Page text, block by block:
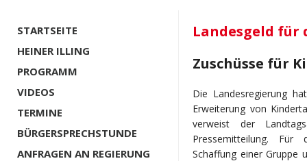
STARTSEITE
HEINER ILLING
PROGRAMM
VIDEOS
TERMINE
BÜRGERSPRECHSTUNDE
ANFRAGEN AN REGIERUNG
Landesgeld für
Zuschüsse für
Die Landesregierung
Erweiterung von
verweist der
Pressemitteilung. Für
Schaffung einer Gruppe